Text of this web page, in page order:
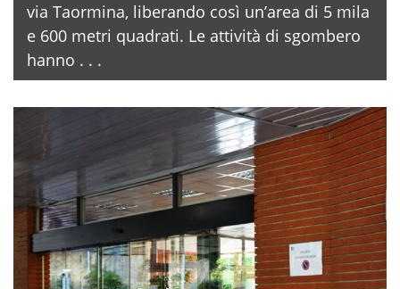
via Taormina, liberando così un’area di 5 mila
e 600 metri quadrati. Le attività di sgombero
hanno . . .